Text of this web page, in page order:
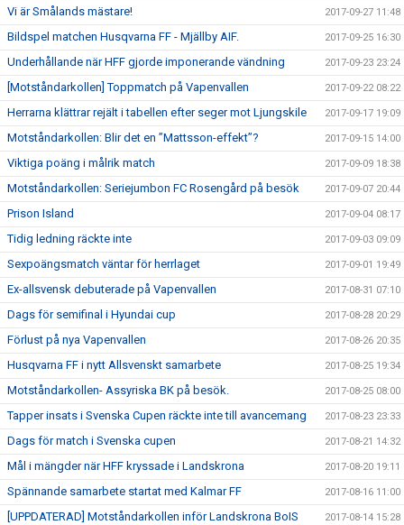
Vi är Smålands mästare! 2017-09-27 11:48
Bildspel matchen Husqvarna FF - Mjällby AIF. 2017-09-25 16:30
Underhållande när HFF gjorde imponerande vändning 2017-09-23 23:24
[Motståndarkollen] Toppmatch på Vapenvallen 2017-09-22 08:22
Herrarna klättrar rejält i tabellen efter seger mot Ljungskile 2017-09-17 19:09
Motståndarkollen: Blir det en ”Mattsson-effekt”? 2017-09-15 14:00
Viktiga poäng i målrik match 2017-09-09 18:38
Motståndarkollen: Seriejumbon FC Rosengård på besök 2017-09-07 20:44
Prison Island 2017-09-04 08:17
Tidig ledning räckte inte 2017-09-03 09:09
Sexpoängsmatch väntar för herrlaget 2017-09-01 19:49
Ex-allsvensk debuterade på Vapenvallen 2017-08-31 07:10
Dags för semifinal i Hyundai cup 2017-08-28 20:29
Förlust på nya Vapenvallen 2017-08-26 20:35
Husqvarna FF i nytt Allsvenskt samarbete 2017-08-25 19:34
Motståndarkollen- Assyriska BK på besök. 2017-08-25 08:00
Tapper insats i Svenska Cupen räckte inte till avancemang 2017-08-23 23:33
Dags för match i Svenska cupen 2017-08-21 14:32
Mål i mängder när HFF kryssade i Landskrona 2017-08-20 19:11
Spännande samarbete startat med Kalmar FF 2017-08-16 11:00
[UPPDATERAD] Motståndarkollen inför Landskrona BoIS 2017-08-14 15:28